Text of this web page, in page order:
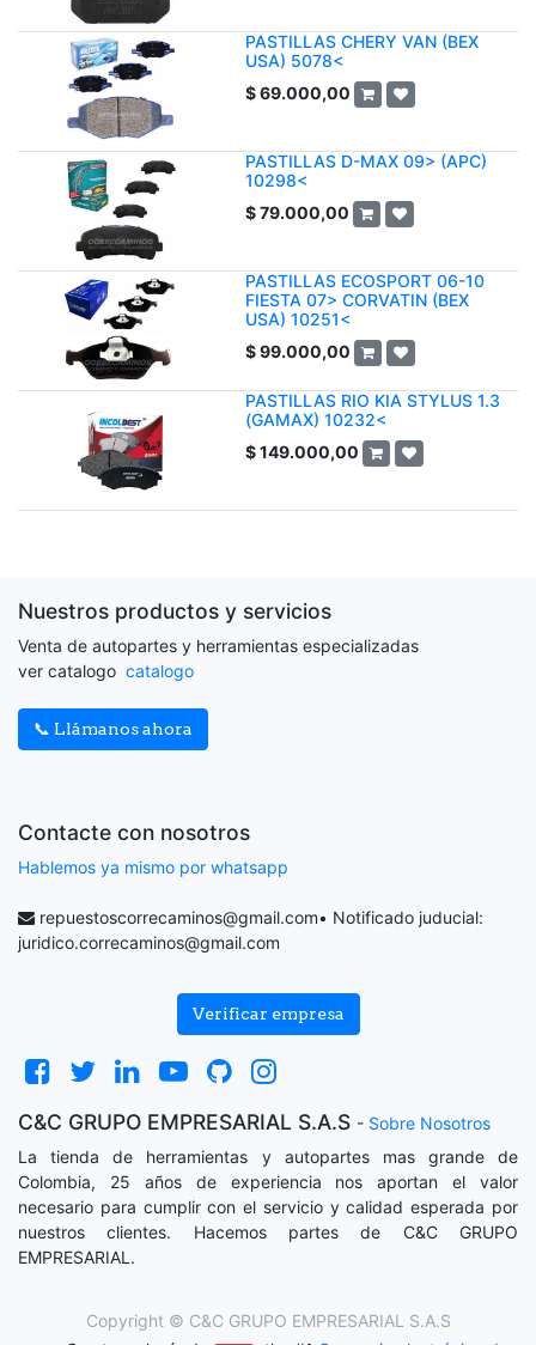
PASTILLAS CHERY VAN (BEX
USA) 5078<
$69.000,00
PASTILLAS D-MAX 09> (APC)
10298<
$79.000,00
PASTILLAS ECOSPORT 06-10
FIESTA 07> CORVATIN (BEX
USA) 10251<
$99.000,00
PASTILLAS RIO KIA STYLUS 1.3
(GAMAX) 10232<
$149.000,00
Nuestros productos y servicios
Venta de autopartes y herramientas especializadas
ver catalogo catalogo
📞 Llámanos ahora
Contacte con nosotros
Hablemos ya mismo por whatsapp
repuestoscorrecaminos@gmail.com• Notificado juducial:
juridico.correcaminos@gmail.com
Verificar empresa
C&C GRUPO EMPRESARIAL S.A.S - Sobre Nosotros
La tienda de herramientas y autopartes mas grande de
Colombia, 25 años de experiencia nos aportan el valor
necesario para cumplir con el servicio y calidad esperada por
nuestros clientes. Hacemos partes de C&C GRUPO
EMPRESARIAL.
Copyright © C&C GRUPO EMPRESARIAL S.A.S